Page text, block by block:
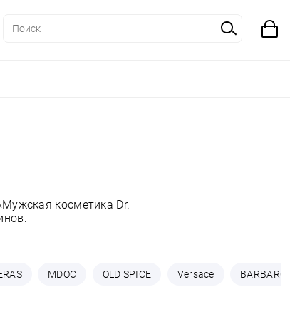
косметика Dr.
MDOC OLD SPICE Versace